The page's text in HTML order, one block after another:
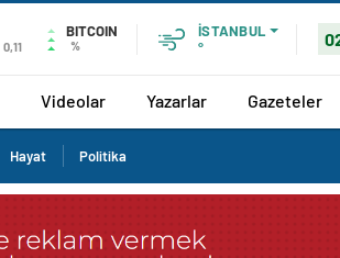
0,11
BITCOIN
%
İSTANBUL
°
Videolar Yazarlar Gazeteler
Hayat Politika